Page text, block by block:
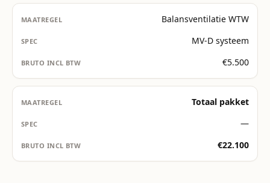
Balansventilatie WTW
MV-D systeem
€5.500
Totaal pakket
—
€22.100